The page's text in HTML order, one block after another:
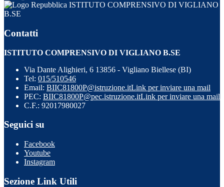
ISTITUTO COMPRENSIVO DI VIGLIANO
B.SE
Contatti
ISTITUTO COMPRENSIVO DI VIGLIANO B.SE
Via Dante Alighieri, 6 13856 - Vigliano Biellese (BI)
Tel: 015/510546
Email: BIIC81800P@istruzione.itLink per inviare una mail
PEC: BIIC81800P@pec.istruzione.itLink per inviare una mail
C.F.: 92017980027
Seguici su
Facebook
Youtube
Instagram
Sezione Link Utili